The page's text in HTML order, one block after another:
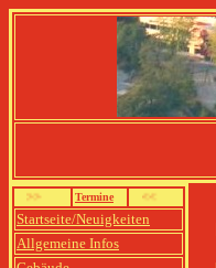
>> Termine
Startseite/Neuigkeiten
Allgemeine Infos